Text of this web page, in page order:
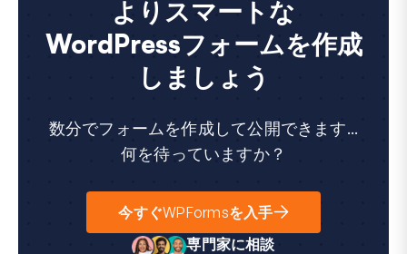
よりスマートな
WordPressフォームを作成
しましょう
数分でフォームを作成して公開できます...
何を待っていますか？
今すぐWPFormsを入手
専門家に相談